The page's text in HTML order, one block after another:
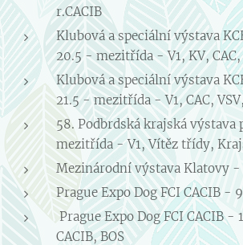
r.CACIB
Klubová a speciální výstava
20.5 - mezitřída - V1, KV, CAC,
Klubová a speciální výstava
21.5 - mezitřída - V1, CAC,
58. Podbrdská krajská výstava
mezitřída - V1, Vítěz třídy,
Mezinárodní výstava Klatovy -
Prague Expo Dog FCI CACIB -
Prague Expo Dog FCI CACIB -
CACIB, BOS